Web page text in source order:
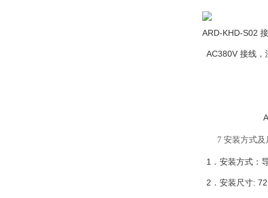
ARD-KHD-S02
AC380V 接线，
7 安装方式及
1 ．安装方式：
2 ．安装尺寸: 72